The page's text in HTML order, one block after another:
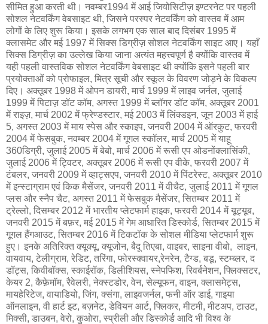
सीमित हुआ करती थी। नवम्बर1994 में आई जियोसिटीज़ इण्टरनेट पर पहली
सोशल नेटवर्किंग वेबसाइट थी, जिसने परस्पर नेटवर्किंग को वास्तव में आम
लोगों के लिए शुरू किया। इसके लगभग एक साल बाद दिसंबर 1995 में
क्लासमेट और मई 1997 में सिक्स डिग्रीज़ सोशल नेटवर्किंग साइट आए। यहाँ
सिक्स डिग्रीज़ का उल्लेख किया जाना अत्यंत महत्त्वपूर्ण है क्योंकि वास्तव में
यही पहली वास्तविक सोशल नेटवर्किंग वेबसाइट थी क्योंकि इसने पहली बार
प्रयोक्ताओं को प्रोफाइल, मित्र सूची और स्कूल के विवरण जोड़ने के विकल्प
दिए। अक्तूबर 1998 में ओपन डायरी, मार्च 1999 में लाइव जर्नल, जुलाई
1999 में पिटाज़ डॉट कॉम, अगस्त 1999 में ब्लॉगर डॉट कॉम, अक्तूबर 2001
में राइज़, मार्च 2002 में फ्रेण्डस्टार, मई 2003 में लिंक्डइन, जून 2003 में हाई
5, अगस्त 2003 में माय स्पेस और स्काइप, जनवरी 2004 में ऑरकुट, फरवरी
2004 में फेसबुक, नवम्बर 2004 में गूगल स्कॉलर, मार्च 2005 में याहू
360डिग्री, जुलाई 2005 में बेबो, मार्च 2006 में रूसी एप ओडनोंक्लासिंकी,
जुलाई 2006 में ट्विटर, अक्तूबर 2006 में रूसी एप वीके, फरवरी 2007 में
टंबलर, जनवरी 2009 में व्हाट्सएप, जनवरी 2010 में पिंटरेस्ट, अक्तूबर 2010
में इन्स्टाग्राम एवं किक मैसेंजर, जनवरी 2011 में वीचैट, जुलाई 2011 में गूगल
प्लस और स्नैप चैट, अगस्त 2011 में फेसबुक मैसेंजर, सितम्बर 2011 में
ट्रेल्लो, दिसम्बर 2012 में भारतीय प्लेटफार्म हाइक, फरवरी 2014 में यूट्यूब,
जनवरी 2015 में बफ़र, मई 2015 में गेम आधारित डिस्कोर्ड, सितम्बर 2015 में
गूगल हैंगआउट, सितम्बर 2016 में टिकटॉक के सोशल मीडिया प्लेटफार्म शुरू
हुए। इनके अतिरिक्त क्यूक्यू, क्यूजोन, बैदू तिएबा, वाइबर, साइना वीबो, लाइन,
वायवाय, टेलीग्राम, रेडिट, तरिंगा, फोरस्क्वायर,रेनरेन, टैग्ड, बडू, स्टम्ब्लर, द
डॉट्स, किवीबॉक्स, स्काईरॉक, डिलीशियस, स्नेपफिश, रिवर्बनेशन, फ्लिक्सटर,
केयर 2, कैफ़ेमॉम, रैवेलरी, नेक्स्टडोर, वेन, सेल्यूफन, वाइन, क्लासमेट्स,
मायहेरिटेज, वायाडियो, जिंग, क्संगा, लाइवजर्नल, फनी ऑर डाई, गाइया
ऑनलाइन, वी हार्ट इट, बज़नेट, डेवियन आर्ट, फ्लिकर, मीटमी, मीटअप, टाउट,
मिक्सी, डाउबन, वेरो, कुओरा, स्प्रीली और डिस्कोर्ड आदि भी विश्व के